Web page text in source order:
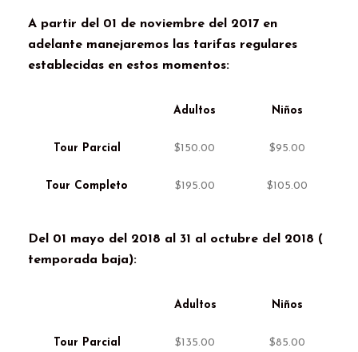
A partir del 01 de noviembre del 2017 en
adelante manejaremos las tarifas regulares
establecidas en estos momentos:
Adultos Niños
Tour Parcial $150.00 $95.00
Tour Completo $195.00 $105.00
Del 01 mayo del 2018 al 31 al octubre del 2018 (
temporada baja):
Adultos Niños
Tour Parcial $135.00 $85.00